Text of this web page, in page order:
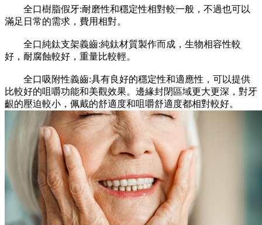
全口樹脂假牙:耐磨性和穩定性相對較一般，不過也可以
滿足日常的需求，費用相對。
全口純鈦支架義齒:純鈦材質製作而成，生物相容性較
好，耐腐蝕較好，重量比較輕。
全口吸附性義齒:具有良好的穩定性和適應性，可以提供
比較好的咀嚼功能和美觀效果。邊緣封閉區域更大更深，對牙
齦的壓迫較小，佩戴的舒適度和咀嚼舒適度都相對較好。